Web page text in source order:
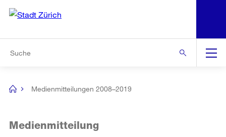
Navigation
[no
Medienmitteilungen 2008–2019
Medienmitteilung